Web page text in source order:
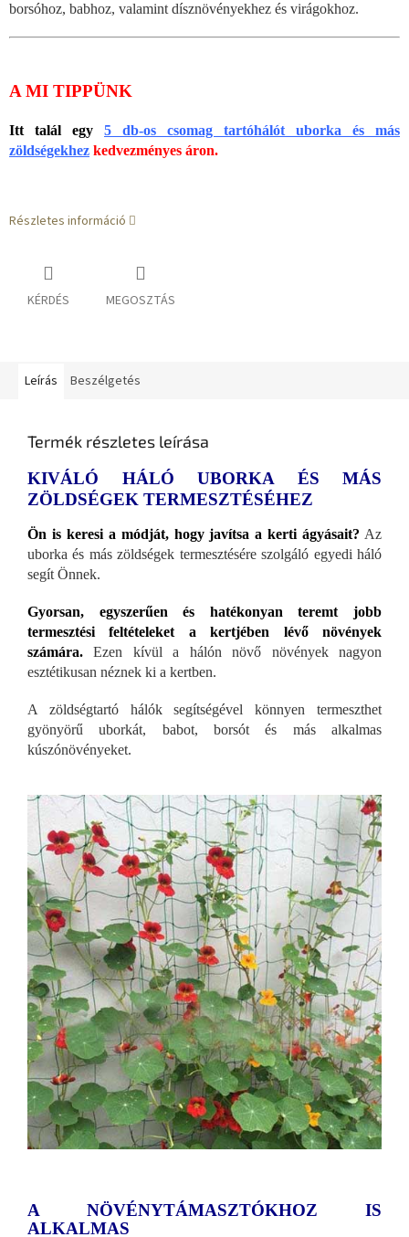
borsóhoz, babhoz, valamint dísznövényekhez és virágokhoz.
A MI TIPPÜNK
Itt talál egy
5 db-os csomag tartóhálót uborka és más
zöldségekhez kedvezményes áron.
Részletes információ
KÉRDÉS MEGOSZTÁS
Leírás Beszélgetés
Termék részletes leírása
KIVÁLÓ HÁLÓ UBORKA ÉS MÁS
ZÖLDSÉGEK TERMESZTÉSÉHEZ
Ön is keresi a módját, hogy javítsa a kerti ágyásait? Az
uborka és más zöldségek termesztésére szolgáló egyedi háló
segít Önnek.
Gyorsan, egyszerűen és hatékonyan teremt jobb
termesztési feltételeket a kertjében lévő növények
számára. Ezen kívül a hálón növő növények nagyon
esztétikusan néznek ki a kertben.
A zöldségtartó hálók segítségével könnyen termeszthet
gyönyörű uborkát, babot, borsót és más alkalmas
kúszónövényeket.
A NÖVÉNYTÁMASZTÓKHOZ IS
ALKALMAS